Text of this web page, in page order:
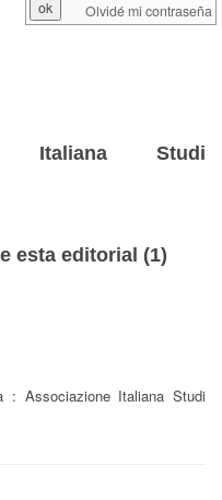
Italiana Studi
esta editorial (1)
Associazione Italiana Studi
Olvidé mi contraseña